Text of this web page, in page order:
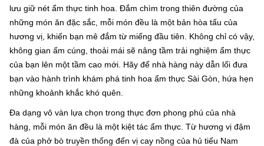
lưu giữ nét ẩm thực tinh hoa. Đắm chìm trong thiên đường của
những món ăn đặc sắc, mỗi món đều là một bản hòa tấu của
hương vị, khiến bạn mê đắm từ miếng đầu tiên. Không chỉ có vậy,
không gian ấm cúng, thoải mái sẽ nâng tầm trải nghiệm ẩm thực
của bạn lên một tầm cao mới. Hãy để nhà hàng này dẫn lối đưa
bạn vào hành trình khám phá tinh hoa ẩm thực Sài Gòn, hứa hẹn
những khoảnh khắc khó quên.
Đa dạng vô vàn lựa chọn trong thực đơn phong phú của nhà
hàng, mỗi món ăn đều là một kiệt tác ẩm thực. Từ hương vị đậm
đà của phở bò truyền thống đến vị cay nồng của hủ tiếu Nam